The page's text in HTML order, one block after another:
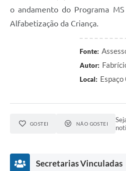
o andamento do Programa
Alfabetização da Criança.
Fonte:
Autor:
Local:
GOSTEI NÃO GOSTEI
Secretarias Vinculadas